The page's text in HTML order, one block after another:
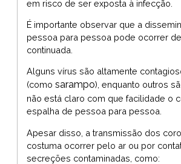
em risco de ser exposta à infecção.
É importante observar que a
pessoa para pessoa pode ocorrer
continuada.
Alguns vírus são altamente
(como sarampo), enquanto outros
não está claro com que facilidade o
espalha de pessoa para pessoa.
Apesar disso, a transmissão dos
costuma ocorrer pelo ar ou por
secreções contaminadas, como: